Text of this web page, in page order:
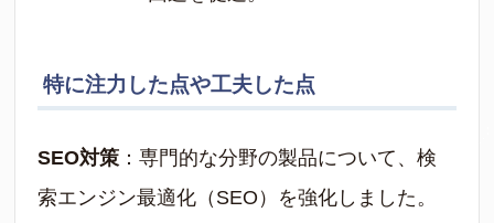
特に注力した点や工夫した点
SEO対策 ：専門的な分野の製品について、検
索エンジン最適化（SEO）を強化しました。